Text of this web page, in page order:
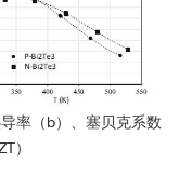
率（b）、塞贝克系数
）